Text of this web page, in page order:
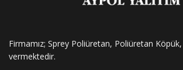
Firmamız; Sprey Poliüretan, Poliüretan
vermektedir.